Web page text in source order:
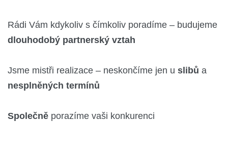
Rádi Vám kdykoliv s čímkoliv poradíme – budujeme
dlouhodobý partnerský vztah
Jsme mistři realizace – neskončíme jen u slibů a
nesplněných termínů
Společně porazíme vaši konkurenci